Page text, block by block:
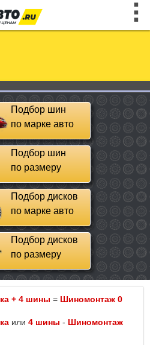
Подбор шин
по марке авто
Подбор шин
по размеру
Подбор дисков
по марке авто
Подбор дисков
по размеру
+ 4 шины = Шиномонтаж 0
или 4 шины - Шиномонтаж